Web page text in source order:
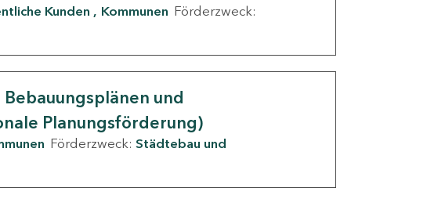
Kunden Kommunen Förderzweck:
Bebauungsplänen und
Planungsförderung)
Förderzweck: Städtebau und